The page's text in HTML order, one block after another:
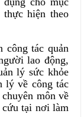
hiện theo
công tác quản
lao động,
lý sức khỏe
lý về công tác
môn về
cứu tại nơi làm